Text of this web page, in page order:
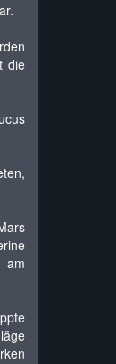
die
am